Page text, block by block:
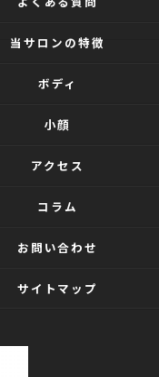
当サロンの特徴
ボディ
小顔
アクセス
コラム
お問い合わせ
サイトマップ